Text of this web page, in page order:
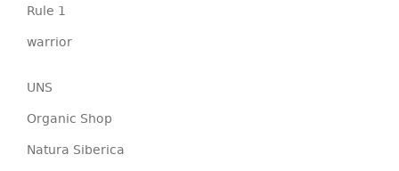
Rule 1
warrior
UNS
Organic Shop
Natura Siberica